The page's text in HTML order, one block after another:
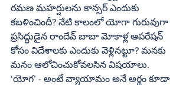
రమణ మహర్షులను కాన్సర్‌ ఎందుకు
కబళించిందీ? నేటి కాలంలో యోగా గురువుగా
ప్రసిద్ధుడైన రాందేవ్‌ బాబా మోకాళ్ల ఆపరేషన్‌
కోసం విదేశాలకు ఎందుకు వెళ్లినట్టూ? మనకు
మనం ఆలోచించుకోవలసిన విషయాలు.
‘యోగ’ - అంటే వ్యాయామం అనే అర్థం కూడా